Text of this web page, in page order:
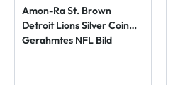
Amon-Ra St. Brown
Detroit Lions Silver Coin
Gerahmtes NFL Bild